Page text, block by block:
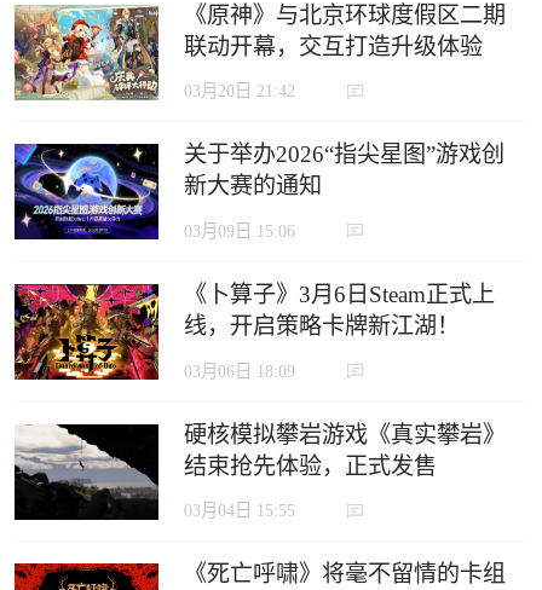
《原神》与北京环球度假区二期
联动开幕，交互打造升级体验
03月20日 21:42
关于举办2026“指尖星图”游戏创
新大赛的通知
03月09日 15:06
《卜算子》3月6日Steam正式上
线，开启策略卡牌新江湖！
03月06日 18:09
硬核模拟攀岩游戏《真实攀岩》
结束抢先体验，正式发售
03月04日 15:55
《死亡呼啸》将毫不留情的卡组